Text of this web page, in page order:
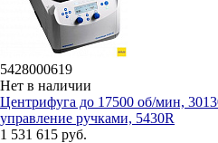
5428000619
Нет в наличии
Центрифуга до 17500 об/мин,
управление ручками, 5430R
1 531 615 руб.